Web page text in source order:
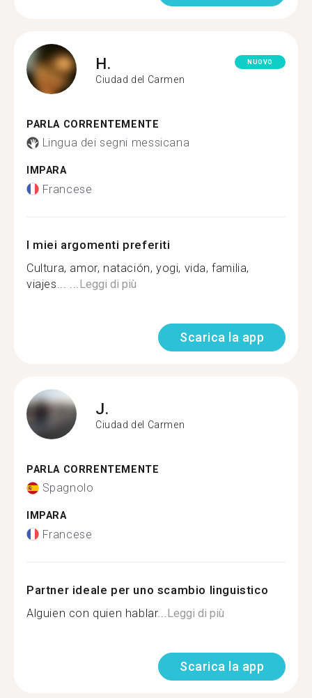
H.
Ciudad del Carmen
NUOVO
PARLA CORRENTEMENTE
Lingua dei segni messicana
IMPARA
Francese
I miei argomenti preferiti
Cultura, amor, natación, yogi, vida, familia,
viajes... ... Leggi di più
Scarica la app
J.
Ciudad del Carmen
PARLA CORRENTEMENTE
Spagnolo
IMPARA
Francese
Partner ideale per uno scambio linguistico
Alguien con quien hablar... Leggi di più
Scarica la app